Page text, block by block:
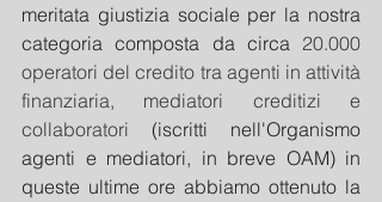
meritata giustizia sociale per la nostra
categoria composta da circa 20.000
operatori del credito tra agenti in attività
finanziaria, mediatori creditizi e
collaboratori (iscritti nell'Organismo
agenti e mediatori, in breve OAM) in
queste ultime ore abbiamo ottenuto la